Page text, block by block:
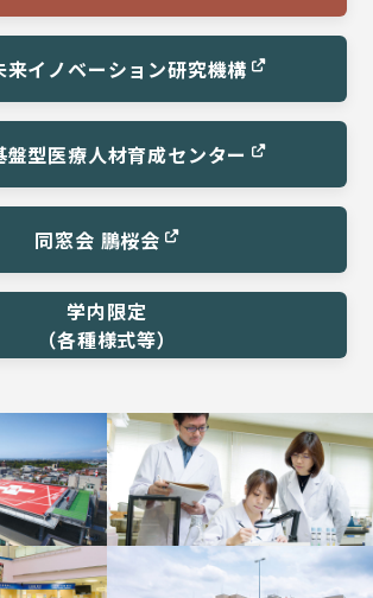
来イノベーション研究機構
盤型医療人材育成センター
同窓会 鵬桜会
学内限定
（各種様式等）